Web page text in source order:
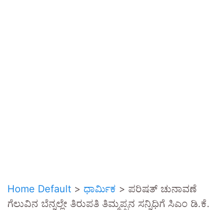
Home Default > ಧಾರ್ಮಿಕ > ಪರಿಷತ್ ಚುನಾವಣೆ
ಗೆಲುವಿನ ಬೆನ್ನಲ್ಲೇ ತಿರುಪತಿ ತಿಮ್ಮಪ್ಪನ ಸನ್ನಿಧಿಗೆ ಸಿಎಂ ಡಿ.ಕೆ.